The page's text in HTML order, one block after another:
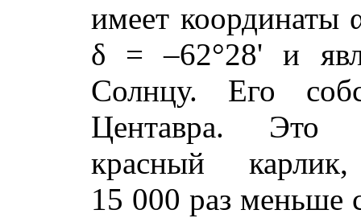
имеет координаты
δ = –62°28' и
Солнцу. Его
Центавра. Это
красный
15 000 раз